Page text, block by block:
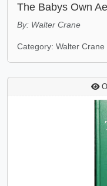
The Babys Own
By: Walter Crane
Category: Walter Crane